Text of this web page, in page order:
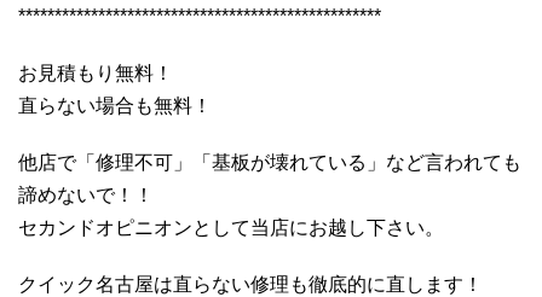
**************************************************
お見積もり無料！
直らない場合も無料！
他店で「修理不可」「基板が壊れている」など言われても
諦めないで！！
セカンドオピニオンとして当店にお越し下さい。
クイック名古屋は直らない修理も徹底的に直します！